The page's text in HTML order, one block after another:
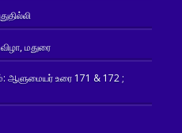
மதுரை
ஆளுமையர் உரை 171 & 172 ;